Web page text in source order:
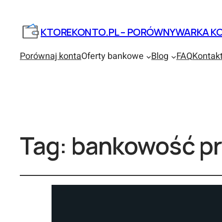
KTOREKONTO.PL – PORÓWNYWARKA
Porównaj kontaOferty bankowe Blog FAQ
Tag: bankowość